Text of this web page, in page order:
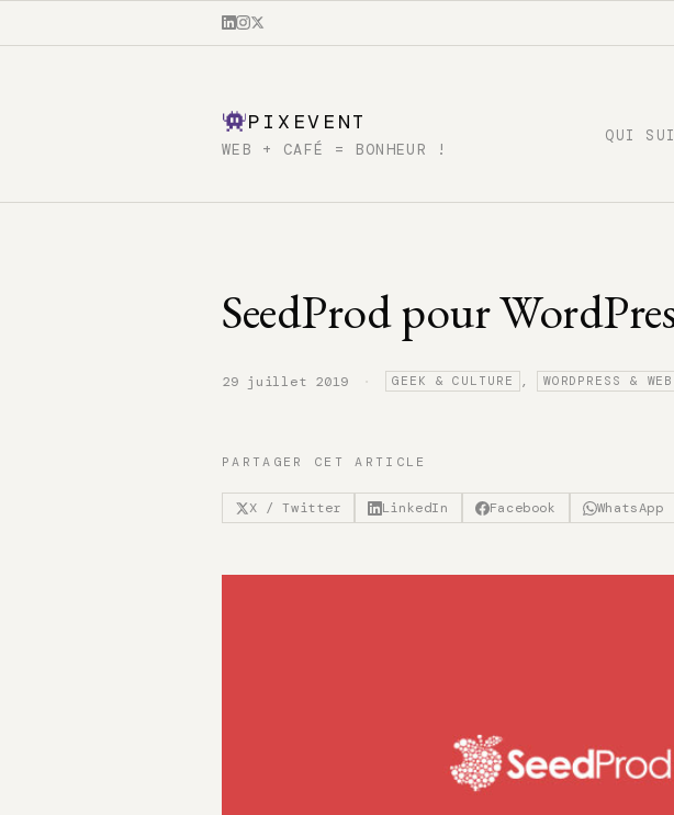
PIXEVENT
WEB + CAFÉ = BONHEUR !
QUI
SeedProd pour
29 juillet 2019 · GEEK & CULTURE , WORDPRESS & WEB
PARTAGER CET ARTICLE
X / Twitter LinkedIn Facebook WhatsApp